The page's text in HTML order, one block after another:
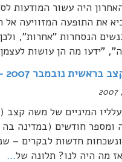
היה עשור המודעות
את התופעה המזוויעה
הנסחרות "אחרות",
"ידעו מה הן עושות לעצמן
נובמבר 2007 – נקודת מבט
ומספר חודשים (במדינה בה
חדשות לבקרים –
מה היה לנו? תלונה של…